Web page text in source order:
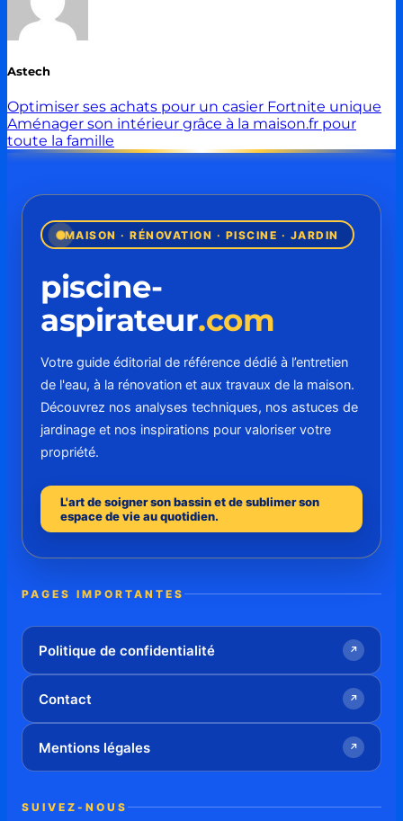
Astech
Optimiser ses achats pour un casier Fortnite unique
Aménager son intérieur grâce à la maison.fr pour
toute la famille
MAISON · RÉNOVATION · PISCINE · JARDIN
piscine-
aspirateur.com
Votre guide éditorial de référence dédié à l’entretien
de l'eau, à la rénovation et aux travaux de la maison.
Découvrez nos analyses techniques, nos astuces de
jardinage et nos inspirations pour valoriser votre
propriété.
L'art de soigner son bassin et de sublimer son
espace de vie au quotidien.
PAGES IMPORTANTES
Politique de confidentialité ↗
Contact ↗
Mentions légales ↗
SUIVEZ-NOUS